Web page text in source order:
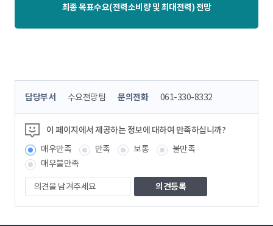
최종 목표수요(전력소비량 및 최대전력) 전망
콘
츠
정
보
책
임
자
담당부서 수요전망팀 문의전화 061-330-8332
이 페이지에서 제공하는 정보에 대하여 만족하십니까?
매우만족
만족 보통
불만족
매우불만족
의
견
을